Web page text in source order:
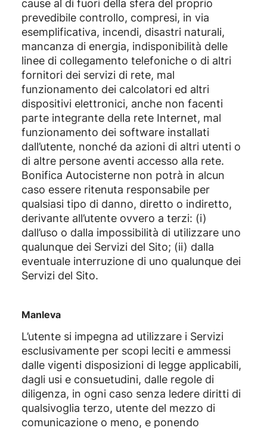
cause al di fuori della sfera del proprio
prevedibile controllo, compresi, in via
esemplificativa, incendi, disastri naturali,
mancanza di energia, indisponibilità delle
linee di collegamento telefoniche o di altri
fornitori dei servizi di rete, mal
funzionamento dei calcolatori ed altri
dispositivi elettronici, anche non facenti
parte integrante della rete Internet, mal
funzionamento dei software installati
dall’utente, nonché da azioni di altri utenti o
di altre persone aventi accesso alla rete.
Bonifica Autocisterne non potrà in alcun
caso essere ritenuta responsabile per
qualsiasi tipo di danno, diretto o indiretto,
derivante all’utente ovvero a terzi: (i)
dall’uso o dalla impossibilità di utilizzare uno
qualunque dei Servizi del Sito; (ii) dalla
eventuale interruzione di uno qualunque dei
Servizi del Sito.
Manleva
L’utente si impegna ad utilizzare i Servizi
esclusivamente per scopi leciti e ammessi
dalle vigenti disposizioni di legge applicabili,
dagli usi e consuetudini, dalle regole di
diligenza, in ogni caso senza ledere diritti di
qualsivoglia terzo, utente del mezzo di
comunicazione o meno, e ponendo